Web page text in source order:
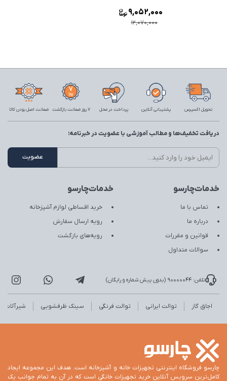
12,070,000
9,052,000
تحویل اکسپرس پشتیبانی آنلاین پرداخت در محل 7 روز ضمانت بازگشت ضمانت اصل بودن کالا
خدمات‌چارسو
تماس با ما
درباره ما
قوانین و مقررات
سوالات متداول
خدمات‌چارسو
خرید اقساطی لوازم آشپزخانه
رویه ارسال سفارش
رویه‌های بازگشت
دریافت تخفیف‌ها و مطالب آموزشی با عضویت در خبرنامه:
تلفن: 90000044 (بدون پیش شماره و رایگان)
اجاق گاز توالت ایرانی توالت فرنگی سینک ظرفشویی شیرآلات
چارسو فروشگاه اینترنتی تجهیزات خانه و آشپزخانه است. هدف این مجموعه ایجاد
کامل‌ترین سرویس آنلاین خرید تجهیزات خانگی است که در آن به تمام جوانب یک